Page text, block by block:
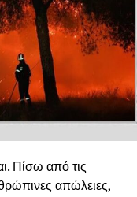
Πίσω από τις
απώλειες,